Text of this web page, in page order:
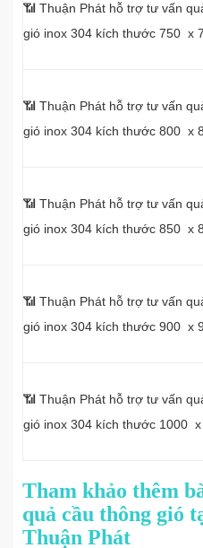
📶 Thuận Phát hỗ trợ tư vấn
gió inox 304 kích thước 750 x
📶 Thuận Phát hỗ trợ tư vấn
gió inox 304 kích thước 800 x
📶 Thuận Phát hỗ trợ tư vấn
gió inox 304 kích thước 850 x
📶 Thuận Phát hỗ trợ tư vấn
gió inox 304 kích thước 900 x
📶 Thuận Phát hỗ trợ tư vấn
gió inox 304 kích thước 1000 x
Tham khảo thêm
quả cầu thông gió
Thuận Phát